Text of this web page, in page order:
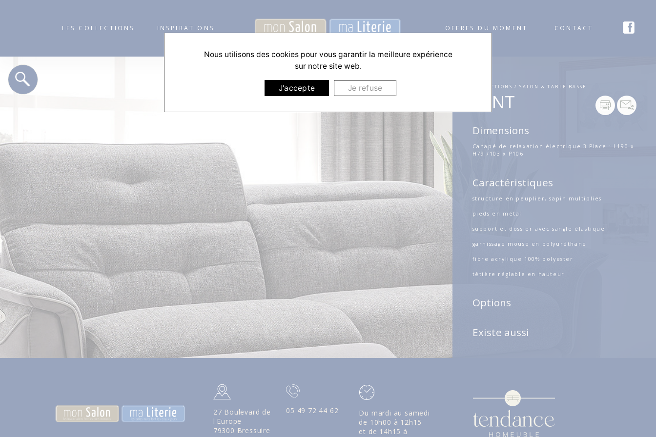
LES COLLECTIONS INSPIRATIONS OFFRES DU MOMENT CONTACT
COLLECTIONS / SALON & TABLE BASSE
MINT
Dimensions
Canapé de relaxation électrique 3 Place : L190 x
H79 /103 x P106
Caractéristiques
structure en peuplier, sapin multiplies
pieds en métal
support et dossier avec sangle élastique
garnissage mouse en polyuréthane
fibre acrylique 100% polyester
têtière réglable en hauteur
Options
Existe aussi
27 Boulevard de
l'Europe
79300 Bressuire
05 49 72 44 62
Du mardi au samedi
de 10h00 à 12h15
et de 14h15 à
Nous utilisons des cookies pour vous garantir la meilleure expérience
sur notre site web.
J'accepte Je refuse